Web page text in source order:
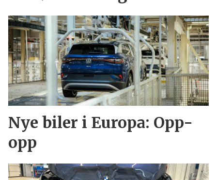
Nye biler i Europa: Opp-
opp